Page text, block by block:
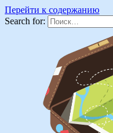
Перейти к содержанию
Search for: